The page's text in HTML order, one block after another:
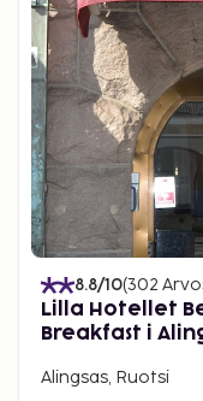
8.8/10(302
Lilla Hotellet
Breakfast i
Alingsas, Ruotsi